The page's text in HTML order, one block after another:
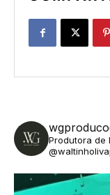
Produtora de